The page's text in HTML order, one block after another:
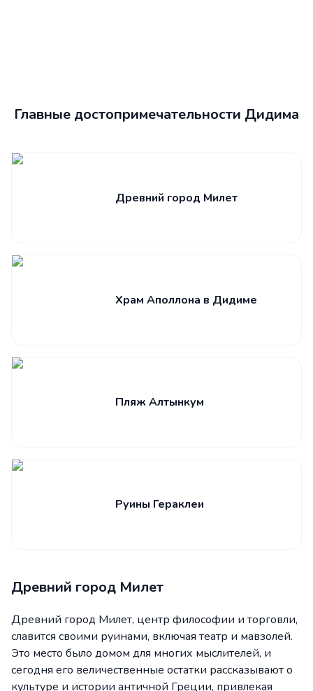
Главные достопримечательности Дидима
Древний город Милет
Храм Аполлона в Дидиме
Пляж Алтынкум
Руины Гераклеи
Древний город Милет
Древний город Милет, центр философии и торговли,
славится своими руинами, включая театр и мавзолей.
Это место было домом для многих мыслителей, и
сегодня его величественные остатки рассказывают о
культуре и истории античной Греции, привлекая